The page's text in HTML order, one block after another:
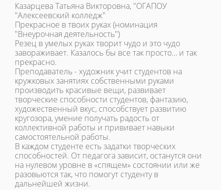
Казарцева Татьяна Викторовна, "ОГАПОУ
"Алексеевский колледж"
Прекрасное в твоих руках (номинация
"Внеурочная деятельность")
Резец в умелых руках творит чудо и это чудо
завораживает. Казалось бы все так просто… и так
прекрасно.
Преподаватель - художник учит студентов на
кружковых занятиях собственными руками
производить красивые вещи, развивает
творческие способности студентов, фантазию,
художественный вкус, способствует развитию
кругозора, умение получать радость от
коллективной работы и прививает навыки
самостоятельной работы.
В каждом студенте есть задатки творческих
способностей. От педагога зависит, останутся они
на нулевом уровне в «спящем» состоянии или же
разовьются так, что помогут студенту в
дальнейшей жизни.